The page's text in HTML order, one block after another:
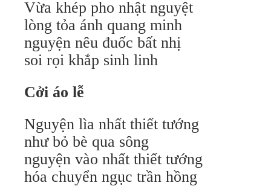
Vừa khép pho nhật nguyệt
lòng tỏa ánh quang minh
nguyện nêu đuốc bất nhị
soi rọi khắp sinh linh
Cởi áo lễ
Nguyện lìa nhất thiết tướng
như bỏ bè qua sông
nguyện vào nhất thiết tướng
hóa chuyển ngục trần hồng